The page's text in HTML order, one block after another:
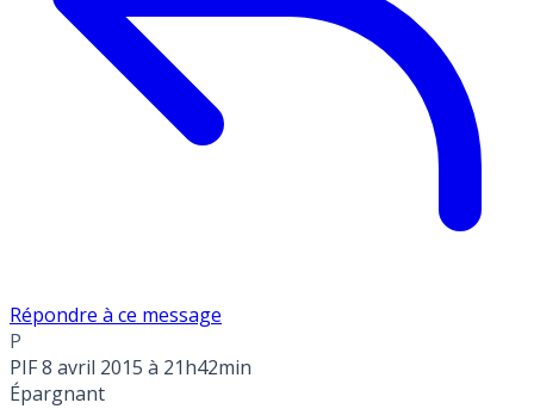
Répondre à ce message
P
PIF8 avril 2015 à 21h42min
Épargnant